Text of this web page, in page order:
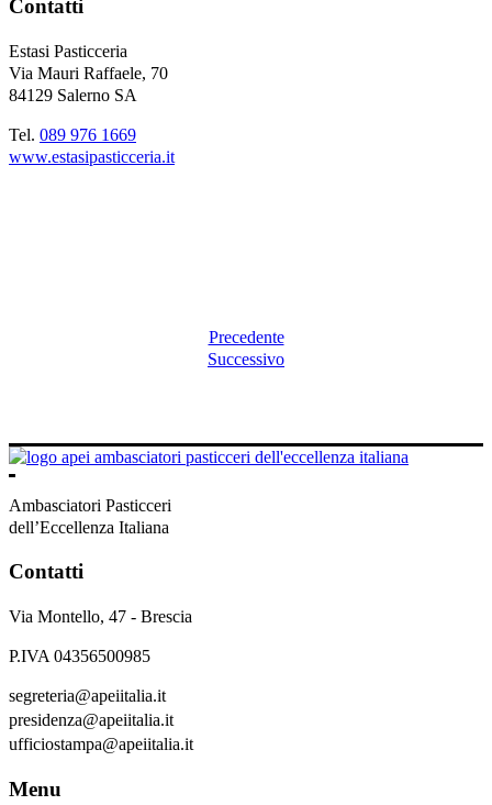
Contatti
Estasi Pasticceria
Via Mauri Raffaele, 70
84129 Salerno SA
Tel. 089 976 1669
www.estasipasticceria.it
Precedente
Successivo
Ambasciatori Pasticceri
dell’Eccellenza Italiana
Contatti
Via Montello, 47 - Brescia
P.IVA 04356500985
segreteria@apeiitalia.it
presidenza@apeiitalia.it
ufficiostampa@apeiitalia.it
Menu